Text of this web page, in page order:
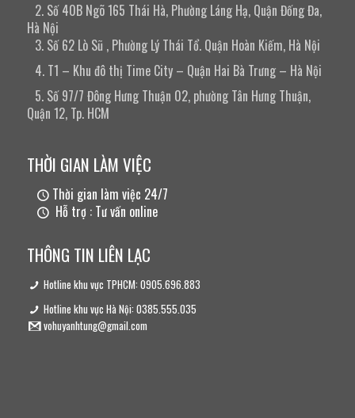
2. Số 40B Ngõ 165 Thái Hà, Phường Láng Hạ, Quận Đống Đa,
Hà Nội
3. Số 62 Lò Sũ , Phường Lý Thái Tổ. Quận Hoàn Kiếm, Hà Nội
4. T1 – Khu đô thị Time City – Quận Hai Bà Trưng – Hà Nội
5. Số 97/7 Đông Hưng Thuận 02, phường Tân Hưng Thuận,
Quận 12, Tp. HCM
THỜI GIAN LÀM VIỆC
Thời gian làm việc 24/7
Hỗ trợ : Tư vấn online
THÔNG TIN LIÊN LẠC
Hotline khu vực TPHCM: 0905.696.883
Hotline khu vực Hà Nội: 0385.555.035
vohuyanhtung@gmail.com